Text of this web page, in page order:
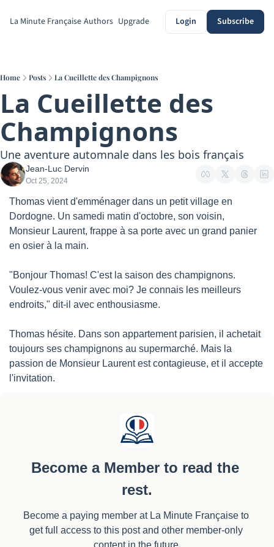
La Minute Française Authors Upgrade Login Subscribe
Home Posts La Cueillette des Champignons
La Cueillette des
Champignons
Une aventure automnale dans les bois français
Jean-Luc Dervin
Oct 25, 2024
Thomas vient d'emménager dans un petit village en
Dordogne. Un samedi matin d'octobre, son voisin,
Monsieur Laurent, frappe à sa porte avec un grand panier
en osier à la main.
"Bonjour Thomas! C'est la saison des champignons.
Voulez-vous venir avec moi? Je connais les meilleurs
endroits," dit-il avec enthousiasme.
Thomas hésite. Dans son appartement parisien, il achetait
toujours ses champignons au supermarché. Mais la
passion de Monsieur Laurent est contagieuse, et il accepte
l'invitation.
Become a Member to read the
rest.
Become a paying member at La Minute Française to
get full access to this post and other member-only
content in the future.